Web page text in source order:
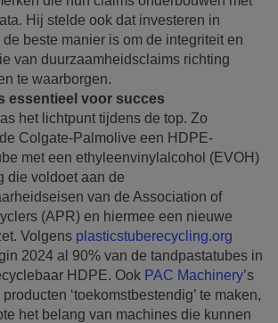
Hij stelde ook dat investeren in
beste manier is om de integriteit en
van duurzaamheidsclaims richting
te waarborgen.
essentieel voor succes
het lichtpunt tijdens de top. Zo
Colgate-Palmolive een HDPE-
met een ethyleenvinylalcohol (EVOH)
die voldoet aan de
van de Association of
(APR) en hiermee een nieuwe
Volgens plasticstuberecycling.org
2024 al 90% van de tandpastatubes in
HDPE. Ook PAC Machinery’s
‘toekomstbestendig’ te maken,
het belang van machines die kunnen